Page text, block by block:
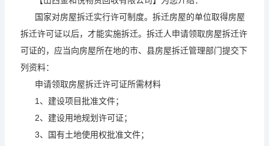
国家对房屋拆迁实行许可制度。拆迁房屋的单位取得房屋
拆迁许可证以后，才能实施拆迁。拆迁人申请领取房屋拆迁许
可证的，应当向房屋所在地的市、县房屋拆迁管理部门提交下
列资料：
申请领取房屋拆迁许可证所需材料
1、建设项目批准文件；
2、 建设用地规划许可证；
3、国有土地使用权批准文件；